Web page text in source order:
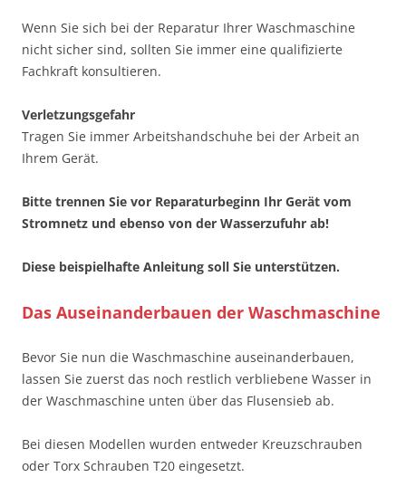
Wenn Sie sich bei der Reparatur Ihrer Waschmaschine
nicht sicher sind, sollten Sie immer eine qualifizierte
Fachkraft konsultieren.
Verletzungsgefahr
Tragen Sie immer Arbeitshandschuhe bei der Arbeit an
Ihrem Gerät.
Bitte trennen Sie vor Reparaturbeginn Ihr Gerät vom
Stromnetz und ebenso von der Wasserzufuhr ab!
Diese beispielhafte Anleitung soll Sie unterstützen.
Das Auseinanderbauen der Waschmaschine
Bevor Sie nun die Waschmaschine auseinanderbauen,
lassen Sie zuerst das noch restlich verbliebene Wasser in
der Waschmaschine unten über das Flusensieb ab.
Bei diesen Modellen wurden entweder Kreuzschrauben
oder Torx Schrauben T20 eingesetzt.